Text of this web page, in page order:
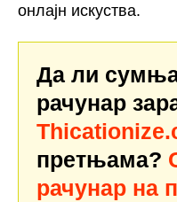
онлајн искуства.
Да ли
рачунар
претњама?
рачунар на